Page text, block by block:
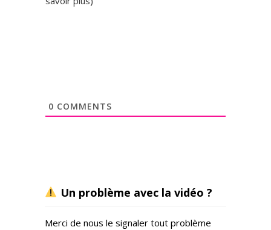
0 COMMENTS
Un problème avec la vidéo ?
Merci de nous le signaler tout problème